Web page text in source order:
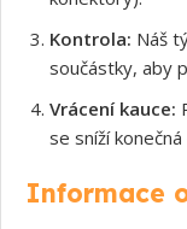
Kontrola: Náš
součástky, aby
Vrácení kauce:
se sníží
Informace